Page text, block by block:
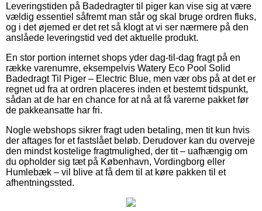
Leveringstiden på Badedragter til piger kan vise sig at være
vældig essentiel såfremt man står og skal bruge ordren fluks,
og i det øjemed er det ret så klogt at vi ser nærmere på den
anslåede leveringstid ved det aktuelle produkt.
En stor portion internet shops yder dag-til-dag fragt på en
række varenumre, eksempelvis Watery Eco Pool Solid
Badedragt Til Piger – Electric Blue, men vær obs på at det er
regnet ud fra at ordren placeres inden et bestemt tidspunkt,
sådan at de har en chance for at nå at få varerne pakket før
de pakkeansatte har fri.
Nogle webshops sikrer fragt uden betaling, men tit kun hvis
der aftages for et fastslået beløb. Derudover kan du overveje
den mindst kostelige fragtmulighed, der tit – uafhængig om
du opholder sig tæt på København, Vordingborg eller
Humlebæk – vil blive at få dem til at køre pakken til et
afhentningssted.